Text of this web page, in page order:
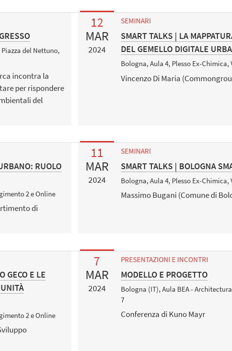
del Nettuno,
incontra la
per rispondere
del
12
MAR
2024
SEMINARI
SMART TALKS | LA
DEL GEMELLO DIGITALE
Bologna, Aula 4, Plesso Ex-
Vincenzo Di Maria
RUOLO
2 e Online
di
11
MAR
2024
SEMINARI
SMART TALKS | BOLOGNA
Bologna, Aula 4, Plesso Ex-
Massimo Bugani (Comune di
GECO E LE
2 e Online
7
MAR
2024
PRESENTAZIONI E INCONTRI
MODELLO E PROGETTO
Bologna (IT), Aula BEA -
7
Conferenza di Kuno Mayr